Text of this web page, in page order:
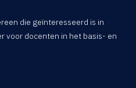
die geïnteresseerd is in
voor docenten in het basis- en